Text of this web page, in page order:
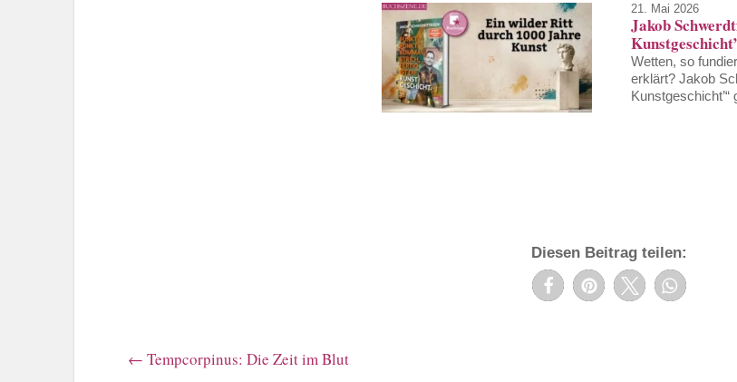
21. Mai 2026
Jakob
Wetten, so
erklärt? Jakob
Diesen Beitrag teilen:
← Tempcorpinus: Die Zeit im Blut